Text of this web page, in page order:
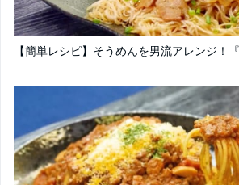
【簡単レシピ】そうめんを男流アレンジ！